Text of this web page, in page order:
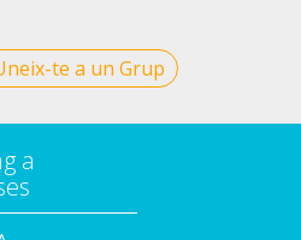
te a un Grup
a